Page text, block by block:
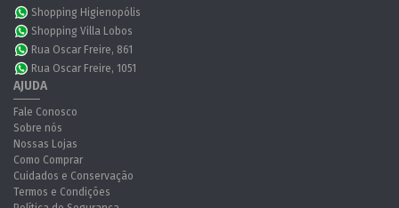
Shopping Higienopólis
Shopping Villa Lobos
Rua Oscar Freire, 861
Rua Oscar Freire, 1051
AJUDA
Fale Conosco
Sobre nós
Nossas Lojas
Como Comprar
Cuidados e Conservação
Termos e Condições